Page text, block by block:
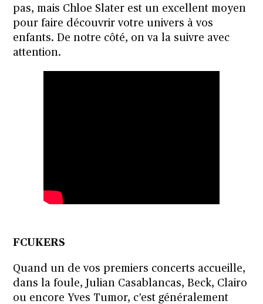
pas, mais Chloe Slater est un excellent moyen
pour faire découvrir votre univers à vos
enfants. De notre côté, on va la suivre avec
attention.
FCUKERS
Quand un de vos premiers concerts accueille,
dans la foule, Julian Casablancas, Beck, Clairo
ou encore Yves Tumor, c’est généralement